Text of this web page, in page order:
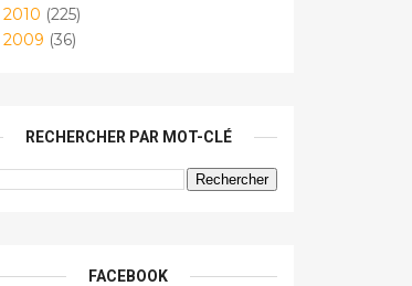
2010 (225)
2009 (36)
RECHERCHER PAR MOT-CLÉ
FACEBOOK